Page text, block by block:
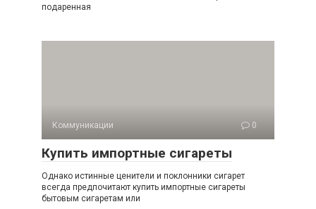
подаренная
Коммуникации 0
Купить импортные сигареты
Однако истинные ценители и поклонники сигарет
всегда предпочитают купить импортные сигареты
бытовым сигаретам или